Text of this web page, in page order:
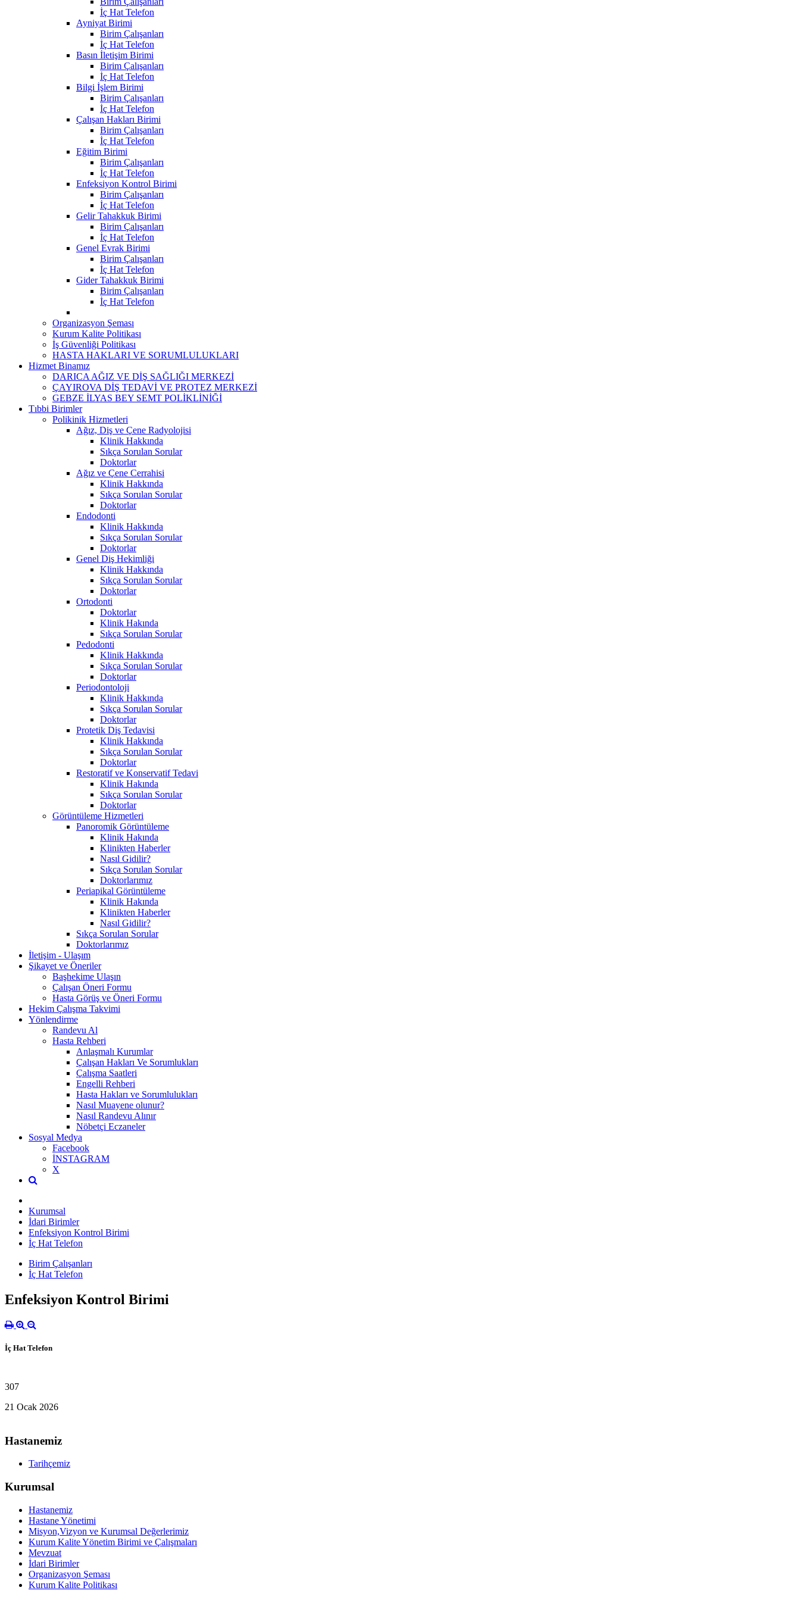
İç Hat Telefon
Ayniyat Birimi
Birim Çalışanları
İç Hat Telefon
Basın İletişim Birimi
Birim Çalışanları
İç Hat Telefon
Bilgi İşlem Birimi
Birim Çalışanları
İç Hat Telefon
Çalışan Hakları Birimi
Birim Çalışanları
İç Hat Telefon
Eğitim Birimi
Birim Çalışanları
İç Hat Telefon
Enfeksiyon Kontrol Birimi
Birim Çalışanları
İç Hat Telefon
Gelir Tahakkuk Birimi
Birim Çalışanları
İç Hat Telefon
Genel Evrak Birimi
Birim Çalışanları
İç Hat Telefon
Gider Tahakkuk Birimi
Birim Çalışanları
İç Hat Telefon
Organizasyon Şeması
Kurum Kalite Politikası
İş Güvenliği Politikası
HASTA HAKLARI VE SORUMLULUKLARI
Hizmet Binamız
DARICA AĞIZ VE DİŞ SAĞLIĞI MERKEZİ
ÇAYIROVA DİŞ TEDAVİ VE PROTEZ MERKEZİ
GEBZE İLYAS BEY SEMT POLİKLİNİĞİ
Tıbbi Birimler
Polikinik Hizmetleri
Ağız, Diş ve Çene Radyolojisi
Klinik Hakkında
Sıkça Sorulan Sorular
Doktorlar
Ağız ve Çene Cerrahisi
Klinik Hakkında
Sıkça Sorulan Sorular
Doktorlar
Endodonti
Klinik Hakkında
Sıkça Sorulan Sorular
Doktorlar
Genel Diş Hekimliği
Klinik Hakkında
Sıkça Sorulan Sorular
Doktorlar
Ortodonti
Doktorlar
Klinik Hakında
Sıkça Sorulan Sorular
Pedodonti
Klinik Hakkında
Sıkça Sorulan Sorular
Doktorlar
Periodontoloji
Klinik Hakkında
Sıkça Sorulan Sorular
Doktorlar
Protetik Diş Tedavisi
Klinik Hakkında
Sıkça Sorulan Sorular
Doktorlar
Restoratif ve Konservatif Tedavi
Klinik Hakında
Sıkça Sorulan Sorular
Doktorlar
Görüntüleme Hizmetleri
Panoromik Görüntüleme
Klinik Hakında
Klinikten Haberler
Nasıl Gidilir?
Sıkça Sorulan Sorular
Doktorlarımız
Periapikal Görüntüleme
Klinik Hakında
Klinikten Haberler
Nasıl Gidilir?
Sıkça Sorulan Sorular
Doktorlarımız
İletişim - Ulaşım
Şikayet ve Öneriler
Başhekime Ulaşın
Çalışan Öneri Formu
Hasta Görüş ve Öneri Formu
Hekim Çalışma Takvimi
Yönlendirme
Randevu Al
Hasta Rehberi
Anlaşmalı Kurumlar
Çalışan Hakları Ve Sorumlukları
Çalışma Saatleri
Engelli Rehberi
Hasta Hakları ve Sorumlulukları
Nasıl Muayene olunur?
Nasıl Randevu Alınır
Nöbetçi Eczaneler
Sosyal Medya
Facebook
İNSTAGRAM
X
Kurumsal
İdari Birimler
Enfeksiyon Kontrol Birimi
İç Hat Telefon
Birim Çalışanları
İç Hat Telefon
Enfeksiyon Kontrol Birimi
İç Hat Telefon
307
21 Ocak 2026
Hastanemiz
Tarihçemiz
Kurumsal
Hastanemiz
Hastane Yönetimi
Misyon,Vizyon ve Kurumsal Değerlerimiz
Kurum Kalite Yönetim Birimi ve Çalışmaları
Mevzuat
İdari Birimler
Organizasyon Şeması
Kurum Kalite Politikası